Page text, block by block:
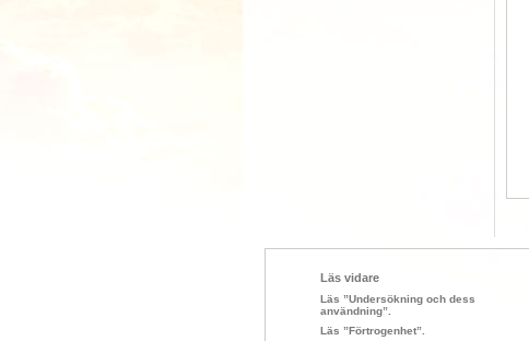
Läs vidare
Läs ”Undersökning och dess
användning”.
Läs ”Förtrogenhet”.